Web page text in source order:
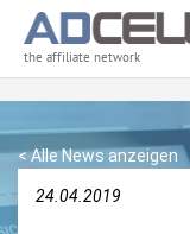
the affiliate network
< Alle News anzeigen
24.04.2019